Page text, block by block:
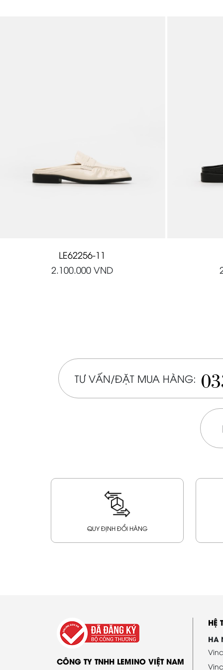
LE62256-11
2.100.000 VND
TƯ VẤN/ĐẶT MUA HÀNG:
QUY ĐỊNH ĐỔI HÀNG
CÔNG TY TNHH LEMINO VIỆT NAM
HỆ
HA